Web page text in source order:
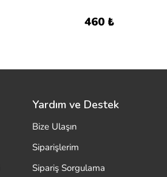
460 ₺
Yardım ve Destek
Bize Ulaşın
Siparişlerim
Sipariş Sorgulama